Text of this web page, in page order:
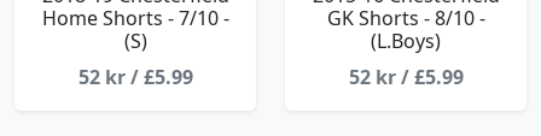
Home Shorts - 7/10 -
(S)
52 kr / £5.99
GK Shorts - 8/10 -
(L.Boys)
52 kr / £5.99